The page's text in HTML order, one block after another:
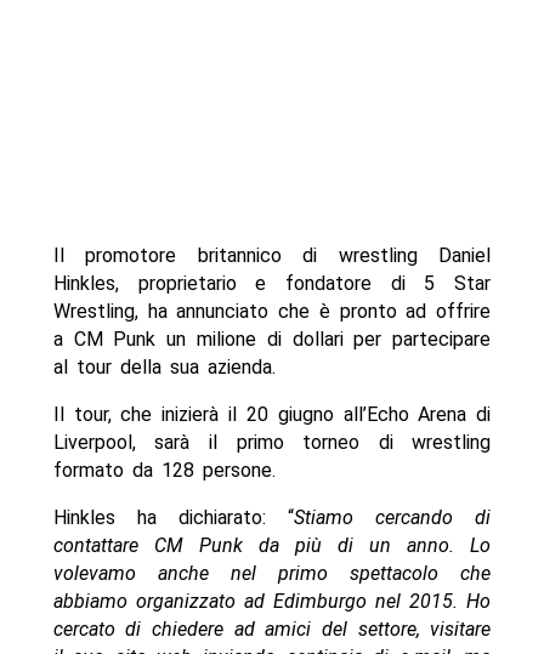
Il promotore britannico di wrestling Daniel
Hinkles, proprietario e fondatore di 5 Star
Wrestling, ha annunciato che è pronto ad offrire
a CM Punk un milione di dollari per partecipare
al tour della sua azienda.
Il tour, che inizierà il 20 giugno all’Echo Arena di
Liverpool, sarà il primo torneo di wrestling
formato da 128 persone.
Hinkles ha dichiarato: “Stiamo cercando di
contattare CM Punk da più di un anno. Lo
volevamo anche nel primo spettacolo che
abbiamo organizzato ad Edimburgo nel 2015. Ho
cercato di chiedere ad amici del settore, visitare